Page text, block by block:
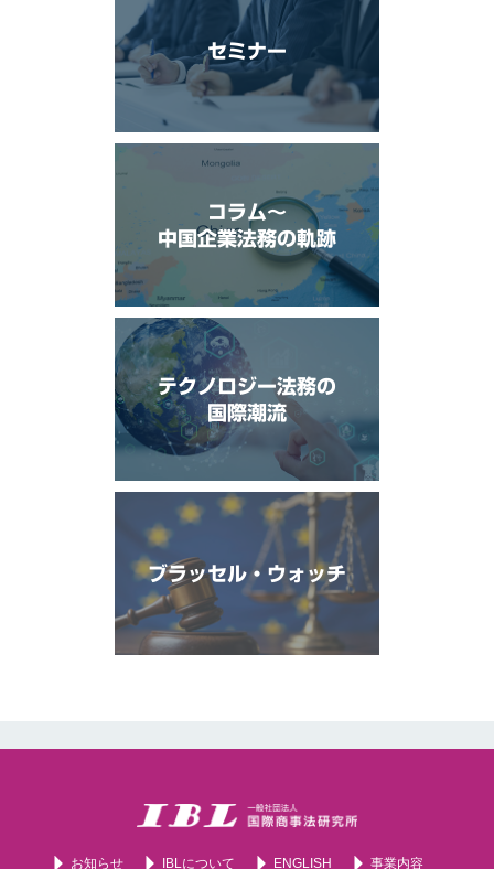
セミナー
コラム〜
中国企業法務の軌跡
テクノロジー法務の
国際潮流
ブラッセル・ウォッチ
お知らせ IBLについて ENGLISH 事業内容